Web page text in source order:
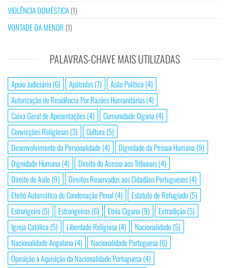
VIOLÊNCIA DOMÉSTICA(1)
VONTADE DA MENOR (1)
PALAVRAS-CHAVE MAIS UTILIZADAS
Apoio Judiciário(6) Apátridas(7) Asilo Político(4)
Autorização de Residência Por Razões Humanitárias(4)
Caixa Geral de Aposentações(4) Comunidade Cigana (4)
Convicções Religiosas(3) Cultura (5)
Desenvolvimento da Personalidade(4) Dignidade da Pessoa Humana (9)
Dignidade Humana (4) Direito de Acesso aos Tribunais(4)
Direito de Asilo(9) Direitos Reservados aos Cidadãos Portugueses(4)
Efeito Automático de Condenação Penal (4) Estatuto de Refugiado(5)
Estrangeiro(5) Estrangeiros(6) Etnia Cigana (9) Extradição(5)
Igreja Católica (5) Liberdade Religiosa (4) Nacionalidade(5)
Nacionalidade Angolana (4) Nacionalidade Portuguesa (6)
Oposição à Aquisição da Nacionalidade Portuguesa (4)